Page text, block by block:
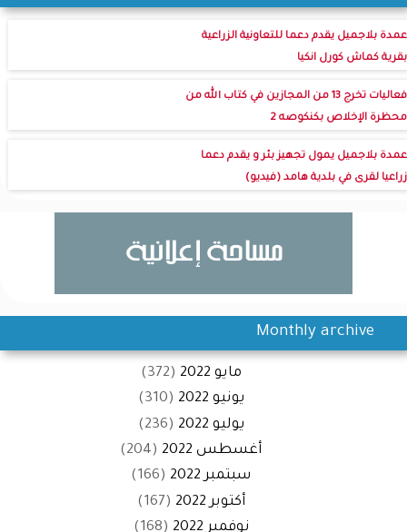
عمدة بلاجميل يقدم دعما للتعاونية الزراعية
بقرية كماش كورل انكيا
فعاليات تخرج 13 من المجازين في كتاب الله من
محظرة الإخلاص بكنكوصه 2
عمدة بلاجميل يمول تجهيز بئر و يقدم دعما
زراعيا لقرى في بلدية هامد (فيديو)
Monthly archive
مايو 2022
(372)
يونيو 2022
(310)
يوليو 2022
(236)
أغسطس 2022
(204)
سبتمبر 2022
(166)
أكتوبر 2022
(167)
نوفمبر 2022
(168)